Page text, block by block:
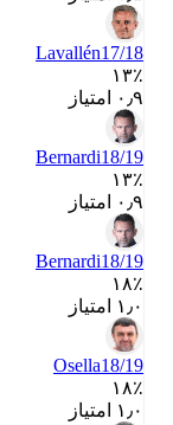
Lavallén17/18
۱۳٪
Bernardi18/19
۱۳٪
Bernardi18/19
۱۸٪
Osella18/19
۱۸٪